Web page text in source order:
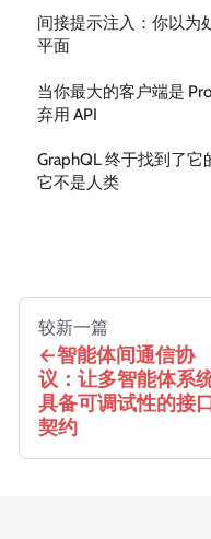
间接提示注入：你以为
平面
当你最大的客户端是
弃用 API
GraphQL 终于找到了它
它不是人类
较新一篇
智能体间通信协
议：让多智能体系
具备可调试性的接
契约